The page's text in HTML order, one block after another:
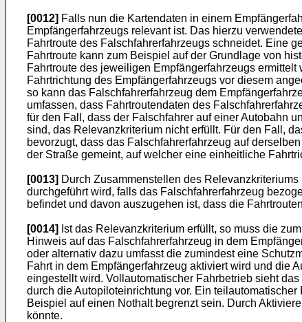
[0012] Falls nun die Kartendaten in einem
Empfängerfahrzeugs relevant ist. Das hierzu
Fahrtroute des Falschfahrerfahrzeugs schneidet. Eine
Fahrtroute kann zum Beispiel auf der Grundlage von
Fahrtroute des jeweiligen Empfängerfahrzeugs
Fahrtrichtung des Empfängerfahrzeugs vor diesem
so kann das Falschfahrerfahrzeug dem
umfassen, dass Fahrtroutendaten des
für den Fall, dass der Falschfahrer auf einer Autobahn
sind, das Relevanzkriterium nicht erfüllt. Für den Fall,
bevorzugt, dass das Falschfahrerfahrzeug auf
der Straße gemeint, auf welcher eine einheitliche
[0013] Durch Zusammenstellen des
durchgeführt wird, falls das Falschfahrerfahrzeug
befindet und davon auszugehen ist, dass die
[0014] Ist das Relevanzkriterium erfüllt, so muss die
Hinweis auf das Falschfahrerfahrzeug in dem
oder alternativ dazu umfasst die zumindest eine
Fahrt in dem Empfängerfahrzeug aktiviert wird und die
eingestellt wird. Vollautomatischer Fahrbetrieb sieht
durch die Autopiloteinrichtung vor. Ein
Beispiel auf einen Nothalt begrenzt sein. Durch
könnte.